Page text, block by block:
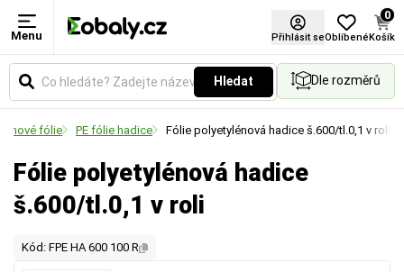
Menu Přihlásit seOblíbené
0
Košík
Hledat Dle rozměrů
fólie PE fólie hadice Fólie polyetylénová hadice š.600/tl.0,1 v roli
Fólie polyetylénová hadice
š.600/tl.0,1 v roli
Kód: FPE HA 600 100 R